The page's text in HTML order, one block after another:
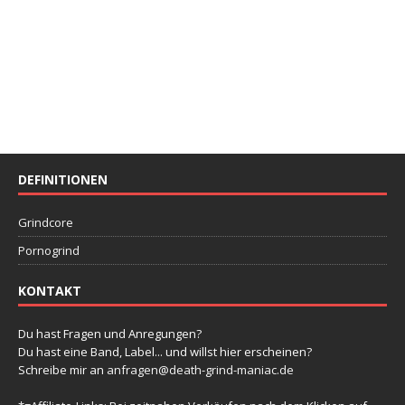
DEFINITIONEN
Grindcore
Pornogrind
KONTAKT
Du hast Fragen und Anregungen?
Du hast eine Band, Label... und willst hier erscheinen?
Schreibe mir an anfragen@death-grind-maniac.de